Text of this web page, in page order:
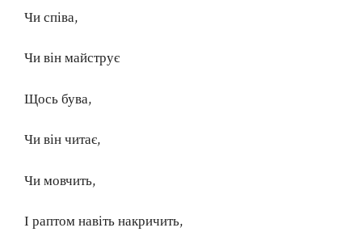
Чи співа,
Чи він майструє
Щось бува,
Чи він читає,
Чи мовчить,
І раптом навіть накричить,